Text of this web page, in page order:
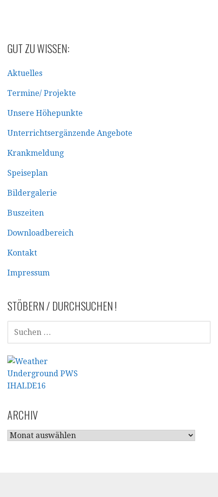
GUT ZU WISSEN:
Aktuelles
Termine/ Projekte
Unsere Höhepunkte
Unterrichtsergänzende Angebote
Krankmeldung
Speiseplan
Bildergalerie
Buszeiten
Downloadbereich
Kontakt
Impressum
STÖBERN / DURCHSUCHEN !
SUCHEN
NACH:
ARCHIV
ARCHIV